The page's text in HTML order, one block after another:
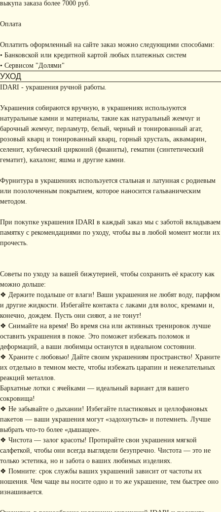
выкупа заказа более 7000 руб.
Оплата
Оплатить оформленный на сайте заказ можно следующими способами:
• Банковской или кредитной картой любых платежных систем
• Сервисом "Долями"
УХОД
IDARI - украшения ручной работы.
Украшения собираются вручную, в украшениях используются
натуральные камни и материалы, такие как натуральный жемчуг и
барочный жемчуг, перламутр, белый, черный и тонированный агат,
розовый кварц и тонированный кварц, горный хрусталь, аквамарин,
селенит, кубический цирконий (фианиты), гематин (синтетический
гематит), кахалонг, яшма и другие камни.
Фурнитура в украшениях используется стальная и латунная с родиевым
или позолоченным покрытием, которое наносится гальваническим
методом.
При покупке украшения IDARI в каждый заказ мы с заботой вкладываем
памятку с рекомендациями по уходу, чтобы вы в любой момент могли их
прочесть.
Советы по уходу за вашей бижутерией, чтобы сохранить её красоту как
можно дольше:
❖ Держите подальше от влаги! Ваши украшения не любят воду, парфюм
и другие жидкости. Избегайте контакта с лаками для волос, кремами и,
конечно, дождем. Пусть они сияют, а не тонут!
❖ Снимайте на время! Во время сна или активных тренировок лучше
оставить украшения в покое. Это поможет избежать поломок и
деформаций, а ваши любимцы останутся в идеальном состоянии.
❖ Храните с любовью! Дайте своим украшениям пространство! Храните
их отдельно в темном месте, чтобы избежать царапин и нежелательных
реакций металлов.
Бархатные лотки с ячейками — идеальный вариант для вашего
сокровища!
❖ Не забывайте о дыхании! Избегайте пластиковых и целлофановых
пакетов — ваши украшения могут «задохнуться» и потемнеть. Лучше
выбрать что-то более «дышащее».
❖ Чистота — залог красоты! Протирайте свои украшения мягкой
салфеткой, чтобы они всегда выглядели безупречно. Чистота — это не
только эстетика, но и забота о ваших любимых изделиях.
❖ Помните: срок службы ваших украшений зависит от частоты их
ношения. Чем чаще вы носите одно и то же украшение, тем быстрее оно
изнашивается.
ПОДПИШИТЕСЬ НА
РАССЫЛКУ
Я соглашаюсь с обработкой персональных данных в соответствии сполитикой
• Доставка и оплата
• Рекомендации
• Каталог
idari.brand@mail.ru
+ 7 (916) 958-00-78
КОНТАКТЫ
Рассказываем о новых
коллекциях, акциях и трендах
РАЗДЕЛЫ ИНТЕРНЕТ-
МАГАЗИНА